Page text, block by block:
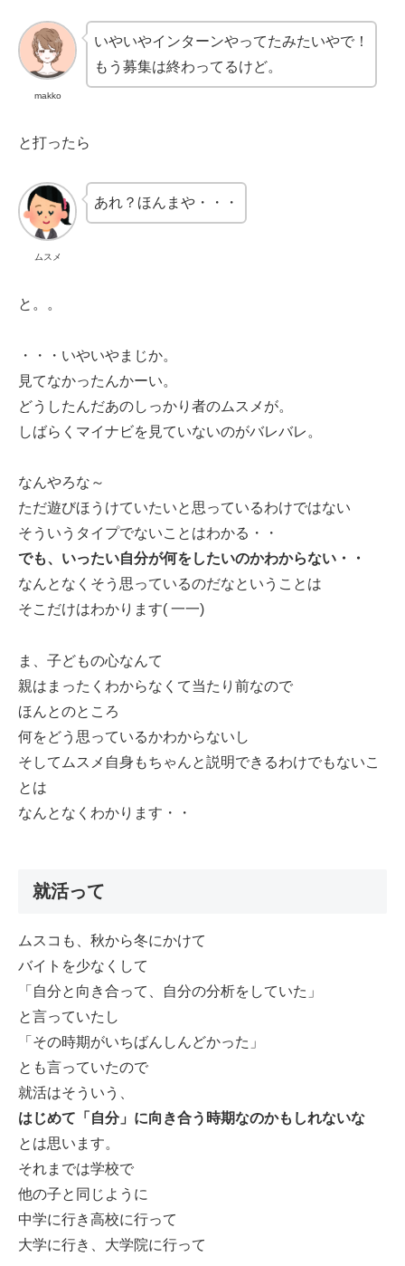
makko
いやいやインターンやってたみたいやで！
もう募集は終わってるけど。
と打ったら
ムスメ
あれ？ほんまや・・・
と。。
・・・いやいやまじか。
見てなかったんかーい。
どうしたんだあのしっかり者のムスメが。
しばらくマイナビを見ていないのがバレバレ。
なんやろな～
ただ遊びほうけていたいと思っているわけではない
そういうタイプでないことはわかる・・
でも、いったい自分が何をしたいのかわからない・・
なんとなくそう思っているのだなということは
そこだけはわかります( 一一)
ま、子どもの心なんて
親はまったくわからなくて当たり前なので
ほんとのところ
何をどう思っているかわからないし
そしてムスメ自身もちゃんと説明できるわけでもないこ
とは
なんとなくわかります・・
就活って
ムスコも、秋から冬にかけて
バイトを少なくして
「自分と向き合って、自分の分析をしていた」
と言っていたし
「その時期がいちばんしんどかった」
とも言っていたので
就活はそういう、
はじめて「自分」に向き合う時期なのかもしれないな
とは思います。
それまでは学校で
他の子と同じように
中学に行き高校に行って
大学に行き、大学院に行って